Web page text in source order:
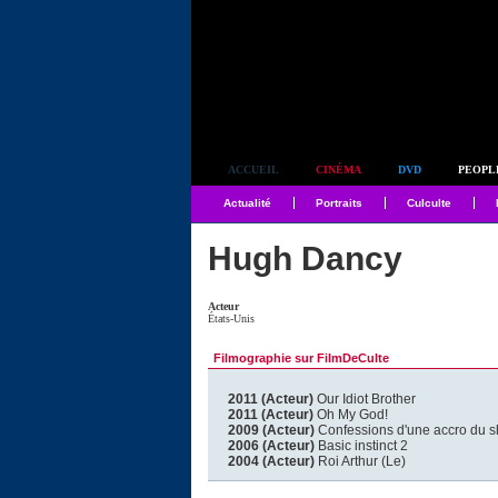
ACCUEIL CINÉMA DVD
Actualité Portraits Culculte
Hugh Dancy
Acteur
États-Unis
Filmographie sur FilmDeCulte
2011 (Acteur) Our Idiot Brother
2011 (Acteur) Oh My God!
2009 (Acteur) Confessions d'une accro du
2006 (Acteur) Basic instinct 2
2004 (Acteur) Roi Arthur (Le)